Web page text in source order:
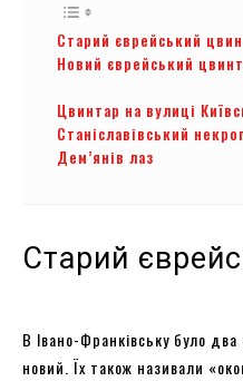
Старий єврейський
Новий єврейський
Цвинтар на вулиці
Станіславівський
Дем’янів лаз
Старий
В Івано-Франківську було
новий. Їх також називали